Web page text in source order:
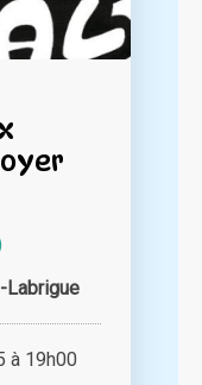
Labrigue
à 19h00